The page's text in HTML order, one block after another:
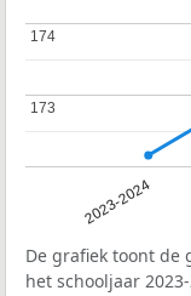
2023-2024
173
173
174
174
De grafiek toont de
het schooljaar